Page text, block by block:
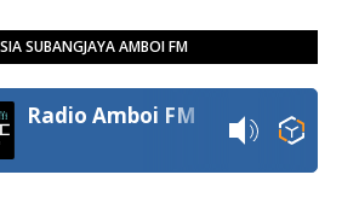
SUBANGJAYA AMBOI FM
Radio Amboi FM